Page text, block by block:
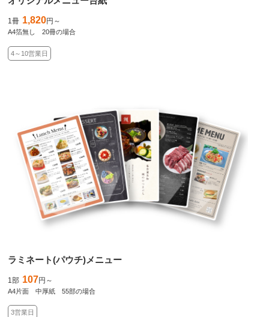
1冊 1,820円～
A4箔無し 20冊の場合
4～10営業日
ラミネート(パウチ)メニュー
1部 107円～
A4片面 中厚紙 55部の場合
3営業日